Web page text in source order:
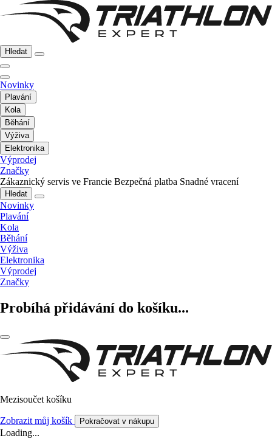
Hledat
Novinky
Plavání
Kola
Běhání
Výživa
Elektronika
Výprodej
Značky
Zákaznický servis ve Francie Bezpečná platba Snadné vracení
Hledat
Novinky
Plavání
Kola
Běhání
Výživa
Elektronika
Výprodej
Značky
Probíhá přidávání do košíku...
Mezisoučet košíku
Zobrazit můj košík Pokračovat v nákupu
Loading...